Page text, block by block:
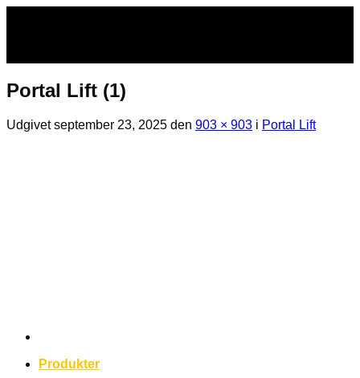
Produkter
Portal Lift (1)
Udgivetseptember 23, 2025 den 903 × 903 i Portal Lift